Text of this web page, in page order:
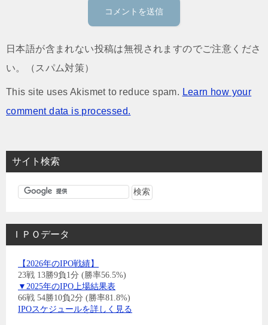
日本語が含まれない投稿は無視されますのでご注意くださ
い。（スパム対策）
This site uses Akismet to reduce spam. Learn how your
comment data is processed.
サイト検索
ＩＰＯデータ
【2026年のIPO戦績】
23戦 13勝9負1分 (勝率56.5%)
▼2025年のIPO上場結果表
66戦 54勝10負2分 (勝率81.8%)
IPOスケジュールを詳しく見る